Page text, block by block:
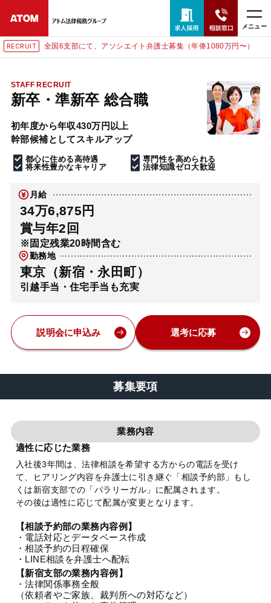
メニュー
国6支部にて、アソシエイト弁護士募集（年俸1080万円〜） RECRUIT
STAFF RECRUIT
新卒・準新卒 総合職
初年度から年収430万円以上
幹部候補としてスキルアップ
都心に住める高待遇
専門性を高められる
将来性豊かなキャリア
法律知識ゼロ大歓迎
月給
34万6,875円
賞与年2回
※固定残業20時間含む
勤務地
東京（新宿・永田町）
引越手当・住宅手当も充実
説明会に申込み 選考に応募
募集要項
業務内容
適性に応じた業務
入社後3年間は、法律相談を希望する方からの電話を受け
て、ヒアリング内容を弁護士に引き継ぐ「相談予約部」もし
くは新宿支部での「パラリーガル」に配属されます。
その後は適性に応じて配属が変更となります。
【相談予約部の業務内容例】
・電話対応とデータベース作成
・相談予約の日程確保
・LINE相談を弁護士へ配転
【新宿支部の業務内容例】
・法律関係事務全般
（依頼者やご家族、裁判所への対応など）
24時間365日全国対応
無料相談窓口はこちら
電話・LINE・メールで相談予約受付中
ホーム
解決実績
アクセス
弁護士・税理士
お知らせ
特設サイト
法人グループ
プライバシーポリシー 利用規約 内部通報